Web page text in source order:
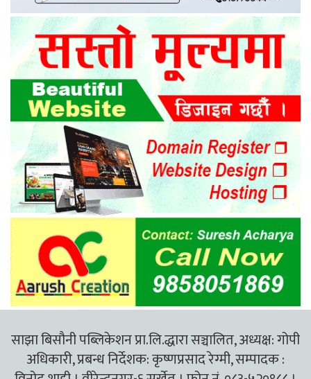
साझा बिसौनी पब्लिकेशन प्रा.लि.द्धारा सञ्चालित, अध्यक्ष: गोपी
अधिकारी, प्रबन्ध निर्देशक: कृष्णप्रसाद रेग्मी, सम्पादक :